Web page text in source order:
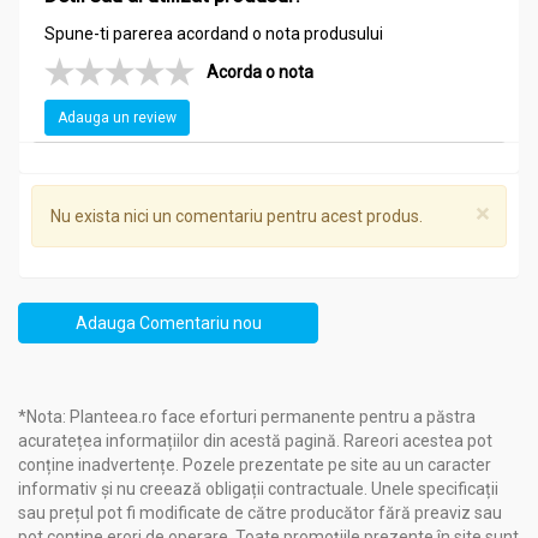
Otet mere catina 250ml - NERA PLANT
Mere mature sănătoase
cătină(Hippophaë rhamnoides)- 10%, excipienți: apă, miere de
albine, fructoză, glucoză, zaharoză, drojdie de panificație.
Recomandari
Otet mere catina 250ml - NERA PLANT
Convalescenţă;
Infecţii;
Ateroscleroză;
Afecțiuni oculare;
Reumatism;
Supraponderabilitate;
Stări de nelinişte, depresie.
Spune-ti parerea acordand o nota produsului
Acorda o nota
Adauga un review
×
Nu exista nici un comentariu pentru acest produs.
Adauga Comentariu nou
*Nota: Planteea.ro face eforturi permanente pentru a păstra
acuratețea informațiilor din acestă pagină. Rareori acestea pot
conține inadvertențe. Pozele prezentate pe site au un caracter
informativ și nu creează obligații contractuale. Unele specificații
sau prețul pot fi modificate de către producător fără preaviz sau